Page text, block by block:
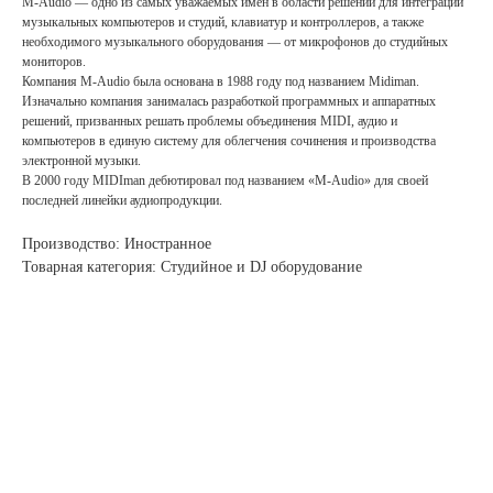
музыкальных компьютеров и студий, клавиатур и контроллеров, а также
необходимого музыкального оборудования — от микрофонов до студийных
мониторов.
Компания M-Audio была основана в 1988 году под названием Midiman.
Изначально компания занималась разработкой программных и аппаратных
решений, призванных решать проблемы объединения MIDI, аудио и
компьютеров в единую систему для облегчения сочинения и производства
электронной музыки.
В 2000 году MIDIman дебютировал под названием «M-Audio» для своей
последней линейки аудиопродукции.
Производство: Иностранное
Товарная категория: Студийное и DJ оборудование